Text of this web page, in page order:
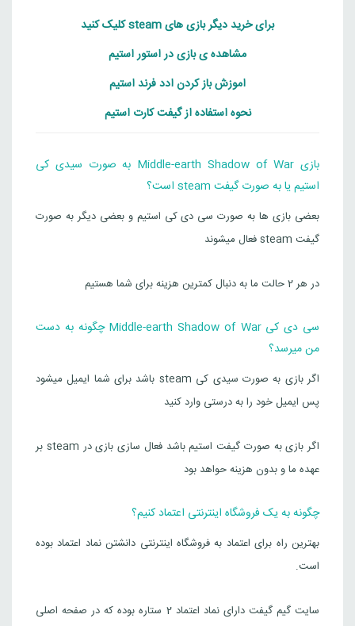
برای خرید دیگر بازی های steam کلیک کنید
مشاهده ی بازی در استور استیم
اموزش باز کردن ادد فرند استیم
نحوه استفاده از گیفت کارت استیم
بازی Middle-earth Shadow of War به صورت سیدی کی
استیم یا به صورت گیفت steam است؟
بعضی بازی ها به صورت سی دی کی استیم و بعضی دیگر به صورت
گیفت steam فعال میشوند
در هر 2 حالت ما به دنبال کمترین هزینه برای شما هستیم
سی دی کی Middle-earth Shadow of War چگونه به دست
من میرسد؟
اگر بازی به صورت سیدی کی steam باشد برای شما ایمیل میشود
پس ایمیل خود را به درستی وارد کنید
اگر بازی به صورت گیفت استیم باشد فعال سازی بازی در steam بر
عهده ما و بدون هزینه حواهد بود
چگونه به یک فروشگاه اینترنتی اعتماد کنیم؟
بهترین راه برای اعتماد به فروشگاه اینترنتی دانشتن نماد اعتماد بوده
است.
سایت گیم گیفت دارای نماد اعتماد 2 ستاره بوده که در صفحه اصلی